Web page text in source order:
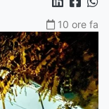
10 ore fa